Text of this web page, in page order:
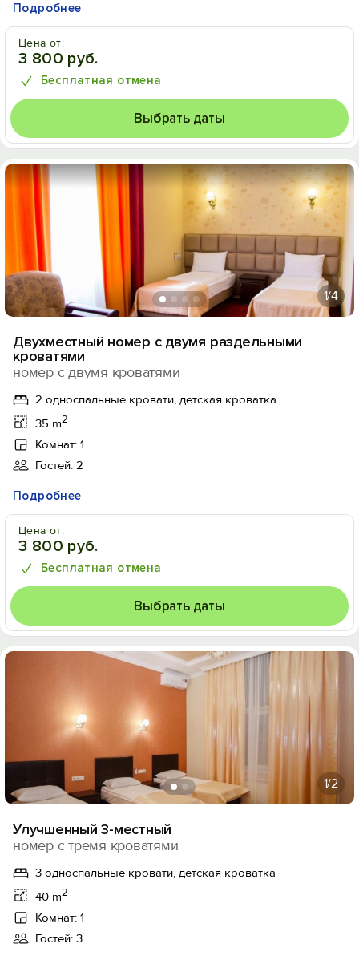
Подробнее
Цена от:
3 800 руб.
Бесплатная отмена
Выбрать даты
1/4
Двухместный номер с двумя раздельными
кроватями
номер с двумя кроватями
2 односпальные кровати, детская кроватка
35 m2
Комнат: 1
Гостей: 2
Подробнее
Цена от:
3 800 руб.
Бесплатная отмена
Выбрать даты
1/2
Улучшенный 3-местный
номер с тремя кроватями
3 односпальные кровати, детская кроватка
40 m2
Комнат: 1
Гостей: 3